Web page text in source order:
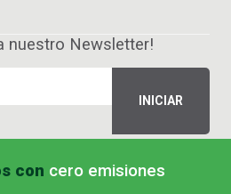
nuestro Newsletter!
con cero emisiones